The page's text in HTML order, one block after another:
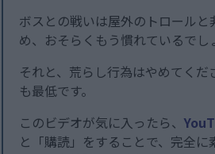
ボスとの戦いは屋外のトロールと
め、おそらくもう慣れているでし
それと、荒らし行為はやめてくだ
も最低です。
このビデオが気に入ったら、
と「購読」をすることで、完全